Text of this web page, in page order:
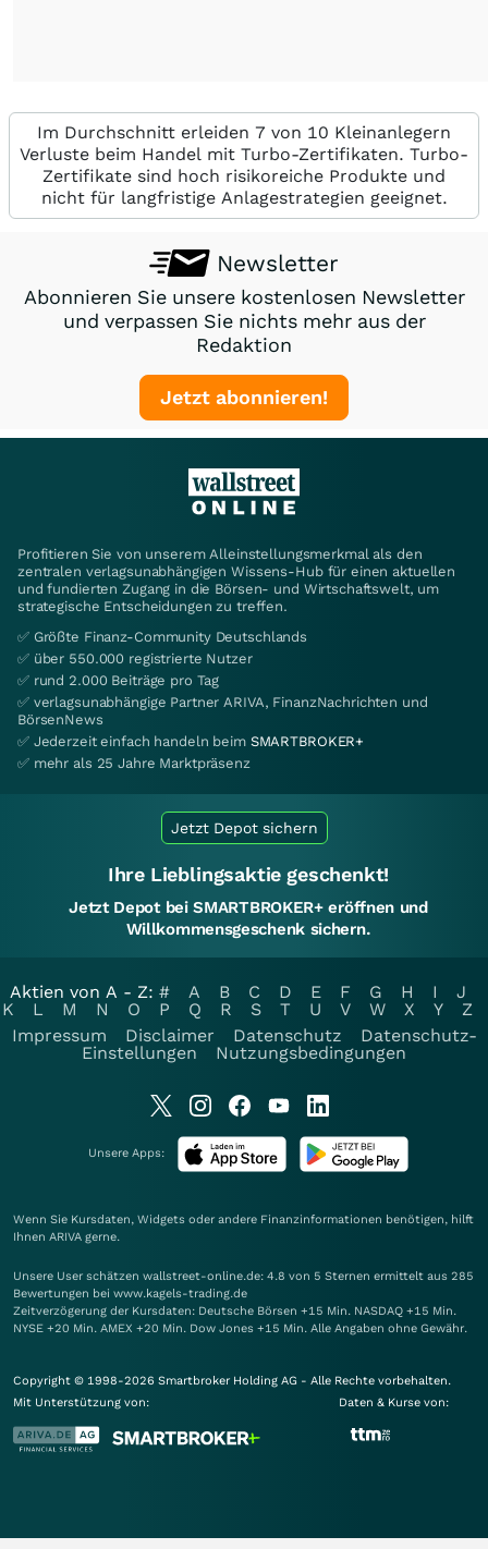
Im Durchschnitt erleiden 7 von 10 Kleinanlegern
Verluste beim Handel mit Turbo-Zertifikaten. Turbo-
Zertifikate sind hoch risikoreiche Produkte und
nicht für langfristige Anlagestrategien geeignet.
Newsletter
Abonnieren Sie unsere kostenlosen Newsletter
und verpassen Sie nichts mehr aus der
Redaktion
Jetzt abonnieren!
Profitieren Sie von unserem Alleinstellungsmerkmal als den
zentralen verlagsunabhängigen Wissens-Hub für einen aktuellen
und fundierten Zugang in die Börsen- und Wirtschaftswelt, um
strategische Entscheidungen zu treffen.
✅ Größte Finanz-Community Deutschlands
✅ über 550.000 registrierte Nutzer
✅ rund 2.000 Beiträge pro Tag
✅ verlagsunabhängige Partner ARIVA, FinanzNachrichten und
BörsenNews
✅ Jederzeit einfach handeln beim SMARTBROKER+
✅ mehr als 25 Jahre Marktpräsenz
Jetzt Depot sichern
Ihre Lieblingsaktie geschenkt!
Jetzt Depot bei SMARTBROKER+ eröffnen und
Willkommensgeschenk sichern.
Aktien von A - Z: # A B C D E F G H I
J
K
L M N O P Q R S T U V W X Y
Z
Impressum
Disclaimer Datenschutz
Datenschutz-
Einstellungen
Nutzungsbedingungen
Unsere Apps:
Wenn Sie Kursdaten, Widgets oder andere Finanzinformationen benötigen, hilft
Ihnen ARIVA gerne.
Unsere User schätzen wallstreet-online.de: 4.8 von 5 Sternen ermittelt aus 285
Bewertungen bei www.kagels-trading.de
Zeitverzögerung der Kursdaten: Deutsche Börsen +15 Min. NASDAQ +15 Min.
NYSE +20 Min. AMEX +20 Min. Dow Jones +15 Min. Alle Angaben ohne Gewähr.
Copyright © 1998-2026 Smartbroker Holding AG - Alle Rechte vorbehalten.
Mit Unterstützung von:
Daten & Kurse von: